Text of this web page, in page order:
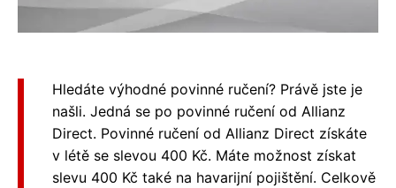
Hledáte výhodné povinné ručení? Právě jste je
našli. Jedná se po povinné ručení od Allianz
Direct. Povinné ručení od Allianz Direct získáte
v létě se slevou 400 Kč. Máte možnost získat
slevu 400 Kč také na havarijní pojištění. Celkově